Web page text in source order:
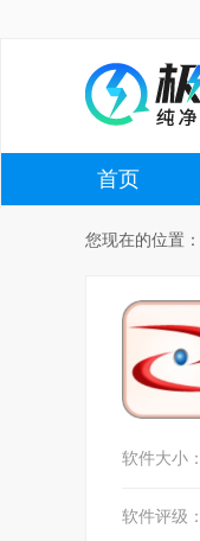
首页
您现在的位置：
软件大小：
软件评级：